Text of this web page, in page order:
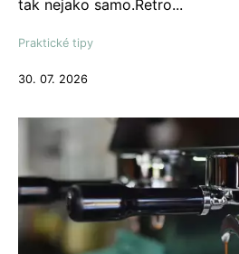
tak nejako samo.Retro...
Praktické tipy
30. 07. 2026